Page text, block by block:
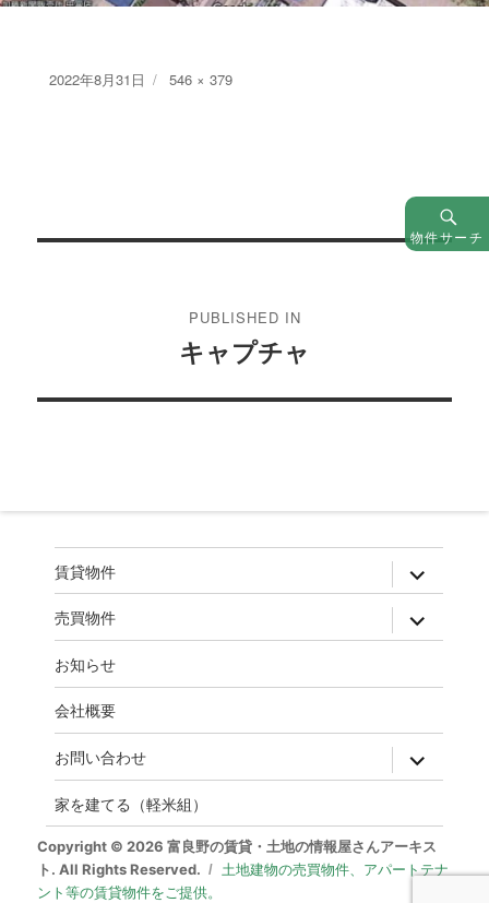
Posted
2022年8月31日
Full
546 × 379
ゲ
ン
PUBLISHED IN
キャプチャ
物件サーチ
賃貸物件 expand
child
menu
売買物件 expand
child
menu
お知らせ
会社概要
お問い合わせ expand
child
menu
家を建てる（軽米組）
Copyright © 2026 富良野の賃貸・土地の情報屋さんアーキス
ト. All Rights Reserved.
土地建物の売買物件、アパートテナ
ント等の賃貸物件をご提供。